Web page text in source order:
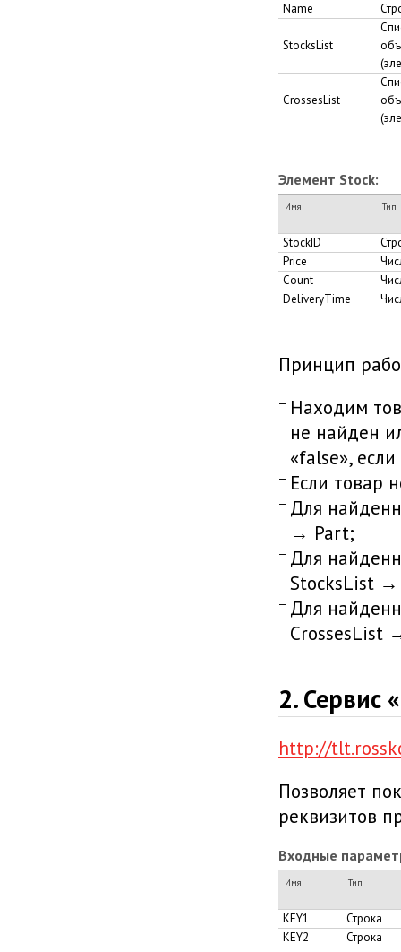
Name
StocksList
CrossesList
Элемент Stock:
Имя Тип
StockID
Price
Count
DeliveryTime
Принцип
Находим
не найден
«false»,
Если товар
Для
→ Part;
Для
StocksList →
Для
CrossesList
2. Сервис
http://
Позволяет
реквизитов
Входные
Имя Тип
KEY1
Строка
KEY2
Строка